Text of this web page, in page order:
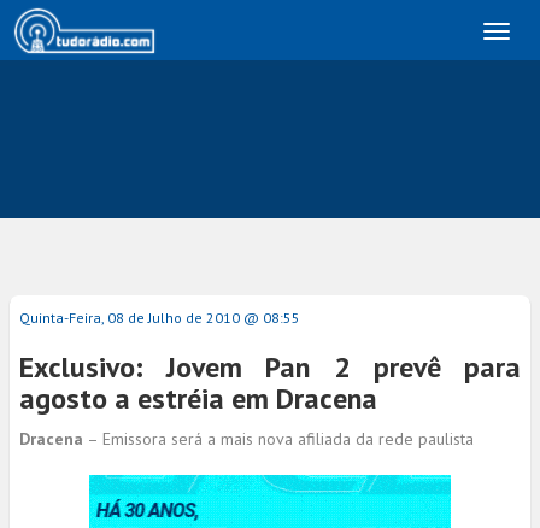
Quinta-Feira, 08 de Julho de 2010 @ 08:55
Exclusivo: Jovem Pan 2 prevê para
agosto a estréia em Dracena
Dracena – Emissora será a mais nova afiliada da rede paulista